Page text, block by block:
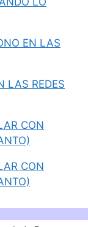
EN LAS
LAS REDES
CON
CON